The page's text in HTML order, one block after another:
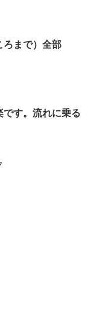
ろまで）全部
です。流れに乗る